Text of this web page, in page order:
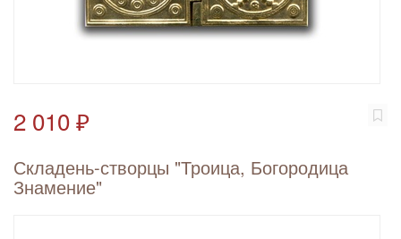
2 010 ₽
Складень-створцы "Троица, Богородица
Знамение"